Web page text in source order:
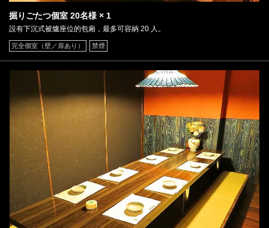
掘りごたつ個室 20名様 × 1
設有下沉式被爐座位的包廂，最多可容納 20 人。
完全個室（壁／扉あり） 禁煙
この店舗情報をシェアする